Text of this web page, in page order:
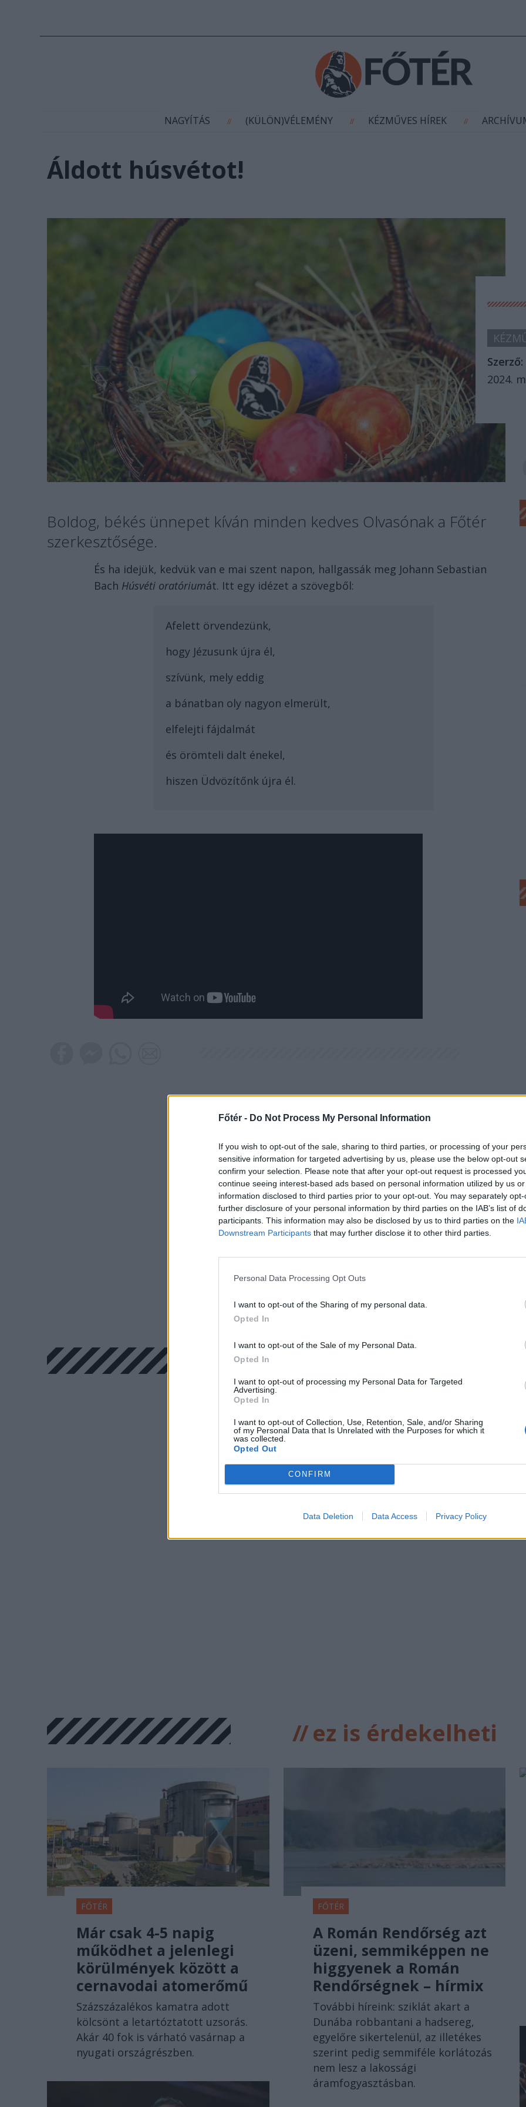
Főtér - Do Not Process My Personal Information
If you wish to opt-out of the sale, sharing to third parties, or processing of your
sensitive information for targeted advertising by us, please use the below opt-out
confirm your selection. Please note that after your opt-out request is processed
continue seeing interest-based ads based on personal information utilized by us
information disclosed to third parties prior to your opt-out. You may separately
further disclosure of your personal information by third parties on the IAB’s list of
participants. This information may also be disclosed by us to third parties on the
Downstream Participants that may further disclose it to other third parties.
Personal Data Processing Opt Outs
I want to opt-out of the Sharing of my personal data.
Opted In
I want to opt-out of the Sale of my Personal Data.
Opted In
I want to opt-out of processing my Personal Data for Targeted
Advertising.
Opted In
I want to opt-out of Collection, Use, Retention, Sale, and/or Sharing
of my Personal Data that Is Unrelated with the Purposes for which it
was collected.
Opted Out
CONFIRM
Data Deletion Data Access Privacy Policy
NAGYÍTÁS // (KÜLÖN)VÉLEMÉNY // KÉZMŰVES HÍREK //
Áldott húsvétot!
Szerző:
2024.
Boldog, békés ünnepet kíván minden kedves Olvasónak a Főtér
szerkesztősége.
És ha idejük, kedvük van e mai szent napon, hallgassák meg Johann Sebastian
Bach Húsvéti oratóriumát. Itt egy idézet a szövegből:
Afelett örvendezünk,
hogy Jézusunk újra él,
szívünk, mely eddig
a bánatban oly nagyon elmerült,
elfelejti fájdalmát
és örömteli dalt énekel,
hiszen Üdvözítőnk újra él.
//ez is érdekelheti
FŐTÉR
Már csak 4-5 napig
működhet a jelenlegi
körülmények között a
cernavodai atomerőmű
Százszázalékos kamatra adott
kölcsönt a letartóztatott uzsorás.
Akár 40 fok is várható vasárnap a
nyugati országrészben.
FŐTÉR
A Román Rendőrség azt
üzeni, semmiképpen ne
higgyenek a Román
Rendőrségnek – hírmix
További híreink: sziklát akart a
Dunába robbantani a hadsereg,
egyelőre sikertelenül, az illetékes
szerint pedig semmiféle korlátozás
nem lesz a lakossági
áramfogyasztásban.